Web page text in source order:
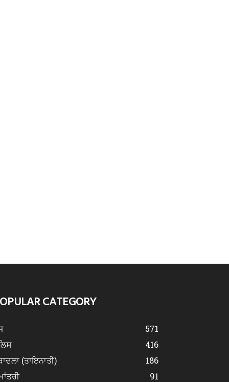
CATEGORY
571
416
(ਤਾਇਨਾਤੀ)
186
91